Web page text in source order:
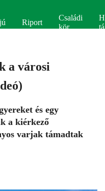
Riport
Családi
kör
a városi
és egy
a kiérkező
varjak támadtak